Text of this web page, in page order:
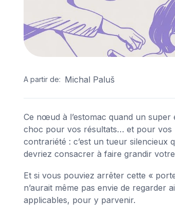
A partir de: Michal Paluš
Ce nœud à l’estomac quand un super
choc pour vos résultats… et pour vos
contrariété : c’est un tueur silencieux
devriez consacrer à faire grandir
Et si vous pouviez arrêter cette «
n’aurait même pas envie de regarder
applicables, pour y parvenir.